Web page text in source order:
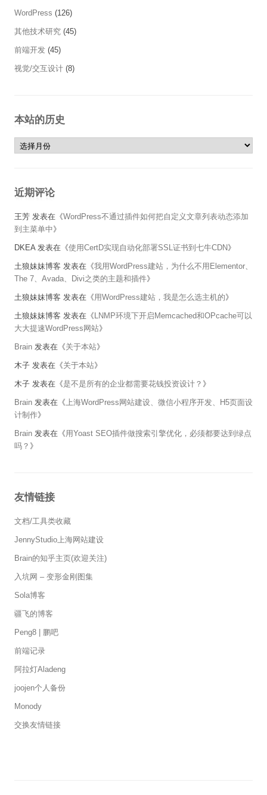
WordPress (126)
其他技术研究 (45)
前端开发 (45)
视觉/交互设计 (8)
本站的历史
本站的历史
近期评论
王芳 发表在《WordPress不通过插件如何把自定义文章列表动态添加
到主菜单中》
DKEA发表在《使用CertD实现自动化部署SSL证书到七牛CDN》
土狼妹妹博客 发表在《我用WordPress建站，为什么不用Elementor、
The 7、Avada、Divi之类的主题和插件》
土狼妹妹博客 发表在《用WordPress建站，我是怎么选主机的》
土狼妹妹博客 发表在《 LNMP环境下开启Memcached和OPcache可以
大大提速WordPress网站》
Brain 发表在《关于本站》
木子 发表在《关于本站》
木子 发表在《是不是所有的企业都需要花钱投资设计？ 》
Brain 发表在《上海WordPress网站建设、微信小程序开发、H5页面设
计制作》
Brain 发表在《用Yoast SEO插件做搜索引擎优化，必须都要达到绿点
吗？ 》
友情链接
文档/工具类收藏
JennyStudio上海网站建设
Brain的知乎主页(欢迎关注)
入坑网 – 变形金刚图集
Sola博客
疆飞的博客
Peng8 | 鹏吧
前端记录
阿拉灯Aladeng
joojen个人备份
Monody
交换友情链接